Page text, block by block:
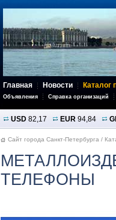
Главная Новости Каталог
Объявления Справка организаций
USD 82,17 EUR 94,84
Сайт города Санкт-Петербурга /
ТЕЛЕФОНЫ